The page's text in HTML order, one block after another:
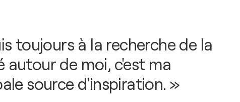
toujours à la recherche de la
autour de moi, c'est ma
source d'inspiration. »